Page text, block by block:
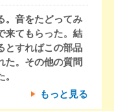
。音をたどってみ
来てもらった。結
とすればこの部品
た。その他の質問
もっと見る